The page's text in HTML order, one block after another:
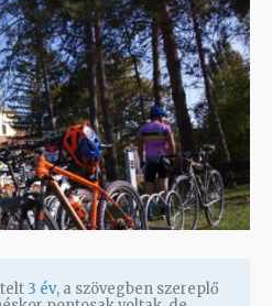
3 év, a szövegben szereplő